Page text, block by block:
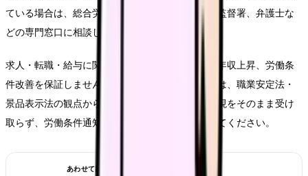
ている場合は、総合労働相談コーナー、労働基準監督署、弁護士な
どの専門窓口に相談してください。
求人・転職・給与に関する内容は、内定、採用、年収上昇、労働条
件改善を保証しません。求人票や紹介文を見る時は、職業安定法・
景品表示法の観点から、断定的に有利に見える表現をそのまま受け
取らず、労働条件通知書や面接で具体的に確認してください。
あわせて読みたい